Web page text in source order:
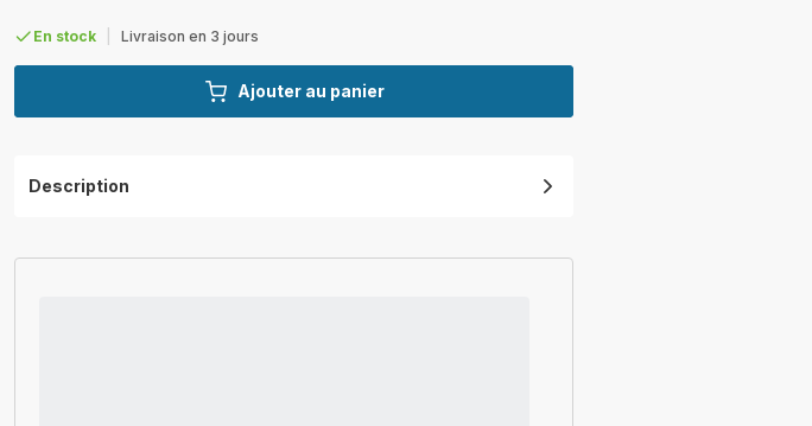
En stock Livraison en 3 jours
Ajouter au panier
Description